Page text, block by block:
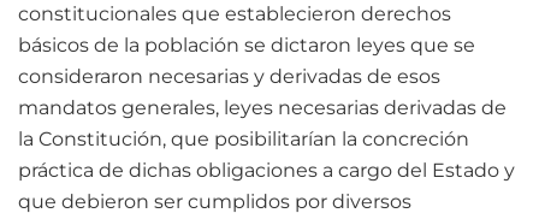
constitucionales que establecieron derechos
básicos de la población se dictaron leyes que se
consideraron necesarias y derivadas de esos
mandatos generales, leyes necesarias derivadas de
la Constitución, que posibilitarían la concreción
práctica de dichas obligaciones a cargo del Estado y
que debieron ser cumplidos por diversos